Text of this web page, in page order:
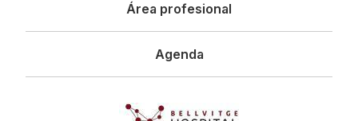
Área profesional
Agenda